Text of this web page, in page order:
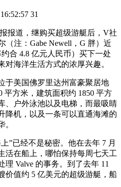
31
报道，继购买超级游艇后，V社
（注：Gabe Newell，G 胖）近
合 4.8 亿元人民币）买下一处
海洋生活方式的浓厚兴趣。
于美国佛罗里达州富豪聚居地
平方米，建筑面积约 1850 平方
、户外泳池以及电梯，而最吸睛
降机，以及一条可以直通海滩的
。
”已经不是秘密。他在去年 7 月
活在船上，哪怕保持每周七天工
Valve 的事务。到了去年 11
价值约 5 亿美元的超级游艇，船